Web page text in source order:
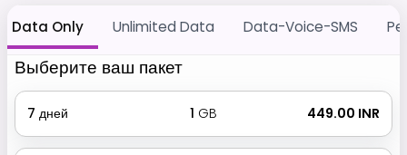
Data Only Unlimited Data Data-Voice-SMS
Выберите ваш пакет
7 дней 1 GB ₹ 449.00 INR